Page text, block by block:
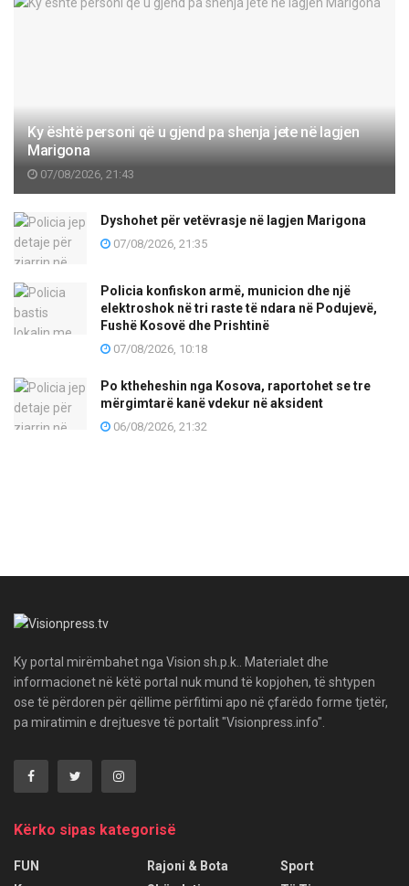
Ky është personi që u gjend pa shenja jete në lagjen
Marigona
07/08/2026, 21:43
Dyshohet për vetëvrasje në lagjen Marigona
07/08/2026, 21:35
Policia konfiskon armë, municion dhe një
elektroshok në tri raste të ndara në Podujevë,
Fushë Kosovë dhe Prishtinë
07/08/2026, 10:18
Po ktheheshin nga Kosova, raportohet se tre
mërgimtarë kanë vdekur në aksident
06/08/2026, 21:32
Ky portal mirëmbahet nga Vision sh.p.k.. Materialet dhe
informacionet në këtë portal nuk mund të kopjohen, të shtypen
ose të përdoren për qëllime përfitimi apo në çfarëdo forme tjetër,
pa miratimin e drejtuesve të portalit "Visionpress.info".
Kërko sipas kategorisë
FUN
Rajoni & Bota
Sport